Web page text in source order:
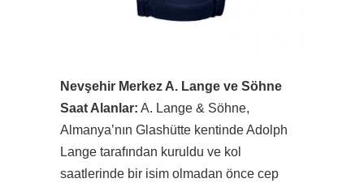
Nevşehir Merkez A. Lange ve Söhne
Saat Alanlar: A. Lange & Söhne,
Almanya’nın Glashütte kentinde Adolph
Lange tarafından kuruldu ve kol
saatlerinde bir isim olmadan önce cep